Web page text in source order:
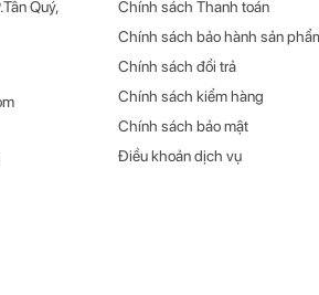
nghiệp! Nếu sản phẩm bị loại bỏ, vui lòng
đảm bảo các hiệu suất của lò xo khí, bạn
chi tiết của tay nâng
GIÁ ĐỠ MÀN HÌNH
Quý,
Chính sách Thanh toán
Chính sách bảo hành sản
Chính sách đổi trả
Chính sách kiểm hàng
Chính sách bảo mật
Điều khoản dịch vụ